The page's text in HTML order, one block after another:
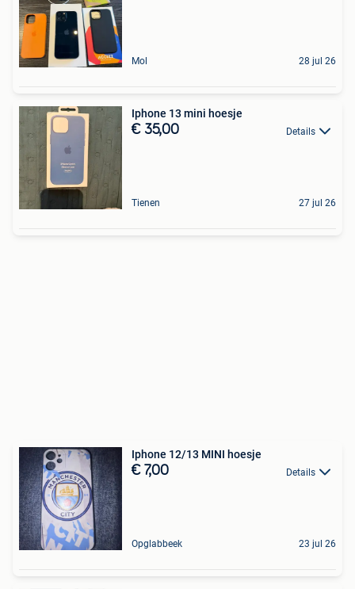
Mol 28 jul 26
Iphone 13 mini hoesje
€ 35,00 Details
Tienen 27 jul 26
Iphone 12/13 MINI hoesje
€ 7,00 Details
Opglabbeek 23 jul 26